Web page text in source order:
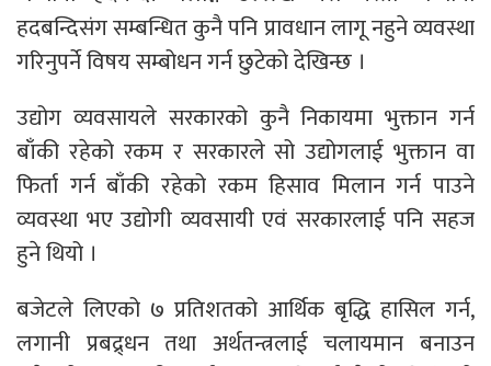
हदबन्दिसंग सम्बन्धित कुनै पनि प्रावधान लागू नहुने व्यवस्था
गरिनुपर्ने विषय सम्बोधन गर्न छुटेको देखिन्छ ।
उद्योग व्यवसायले सरकारको कुनै निकायमा भुक्तान गर्न
बाँकी रहेको रकम र सरकारले सो उद्योगलाई भुक्तान वा
फिर्ता गर्न बाँकी रहेको रकम हिसाव मिलान गर्न पाउने
व्यवस्था भए उद्योगी व्यवसायी एवं सरकारलाई पनि सहज
हुने थियो ।
बजेटले लिएको ७ प्रतिशतको आर्थिक बृद्धि हासिल गर्न,
लगानी प्रबद्र्धन तथा अर्थतन्त्रलाई चलायमान बनाउन